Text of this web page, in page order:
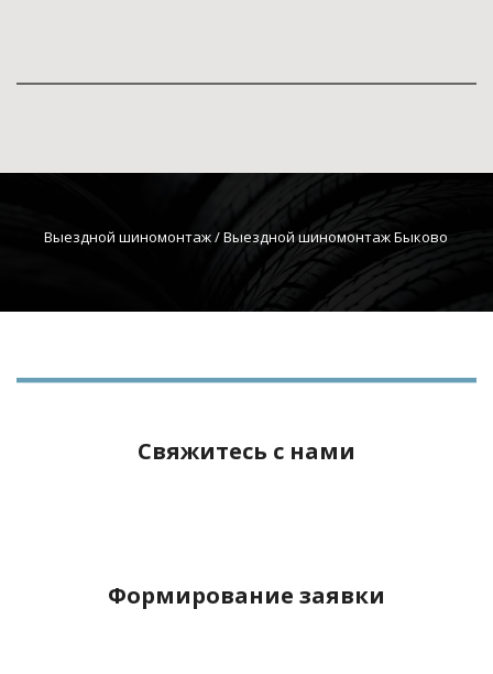
Выездной шиномонтаж / Выездной шиномонтаж Быково
Свяжитесь с нами
Формирование заявки